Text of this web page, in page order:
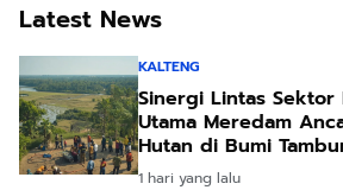
Latest News
KALTENG
Sinergi Lintas Sektor
Utama Meredam
Hutan di Bumi
1 hari yang lalu